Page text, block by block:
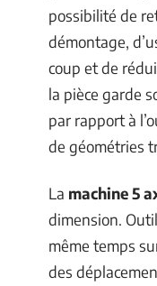
possibilité de
démontage,
coup et de
la pièce garde
par rapport à
de géométries
La machine 5
dimension.
même temps
des